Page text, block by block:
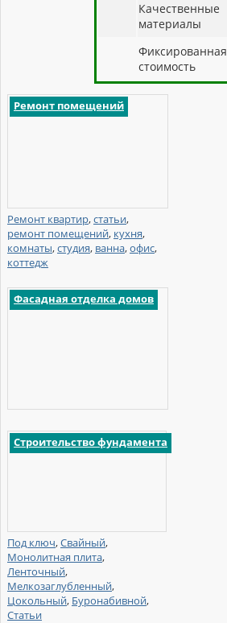
Качественные
материалы
Фиксированная
стоимость
Ремонт помещений
Ремонт квартир,статьи,
ремонт помещений, кухня,
комнаты,студия, ванна,офис,
коттедж
Фасадная отделка домов
Строительство фундамента
Под ключ,Свайный,
Монолитная плита,
Ленточный,
Мелкозаглубленный,
Цокольный, Буронабивной,
Статьи